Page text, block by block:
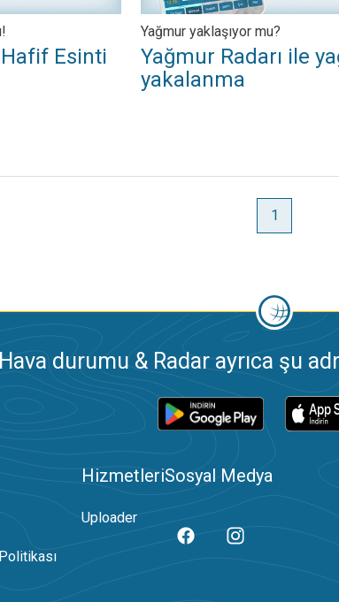
Hafif Esinti
Yağmur yaklaşıyor mu?
Yağmur Radarı ile
yakalanma
1
Hava durumu & Radar ayrıca şu
Hizmetleri
Uploader
Sosyal Medya